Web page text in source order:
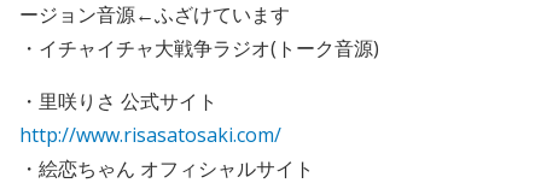
ージョン音源←ふざけています
・イチャイチャ大戦争ラジオ(トーク音源)
・里咲りさ 公式サイト
http://www.risasatosaki.com/
・絵恋ちゃん オフィシャルサイト